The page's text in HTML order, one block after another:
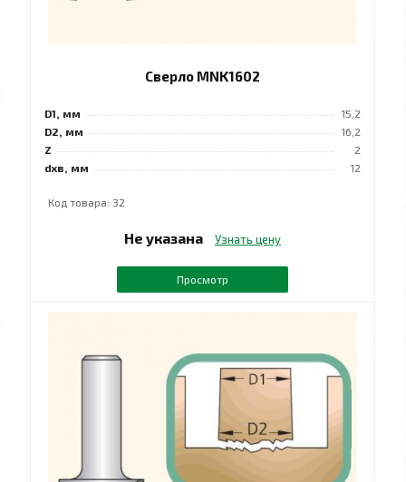
Сверло MNK1602
D1, мм
15,2
D2, мм
16,2
Z
2
dхв, мм
12
Код товара: 32
Не указана Узнать цену
Просмотр